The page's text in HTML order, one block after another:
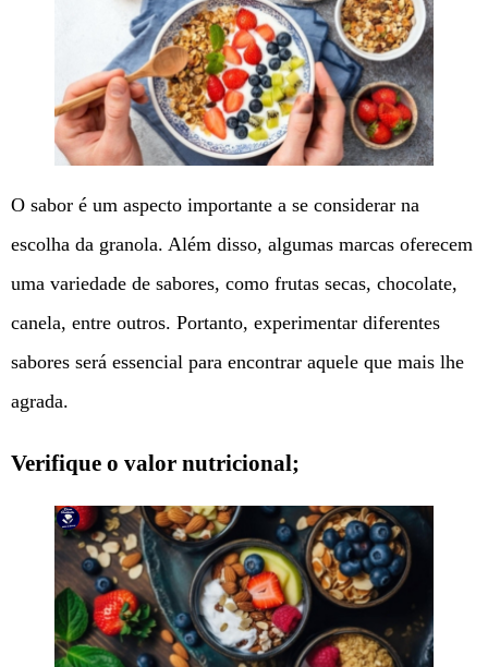
O sabor é um aspecto importante a se considerar na
escolha da granola. Além disso, algumas marcas oferecem
uma variedade de sabores, como frutas secas, chocolate,
canela, entre outros. Portanto, experimentar diferentes
sabores será essencial para encontrar aquele que mais lhe
agrada.
Verifique o valor nutricional;